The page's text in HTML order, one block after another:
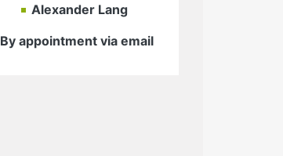
Alexander Lang
By appointment via email